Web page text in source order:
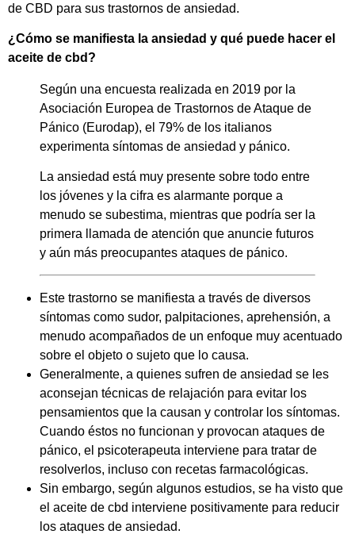
de CBD para sus trastornos de ansiedad.
¿Cómo se manifiesta la ansiedad y qué puede hacer el
aceite de cbd?
Según una encuesta realizada en 2019 por la
Asociación Europea de Trastornos de Ataque de
Pánico (Eurodap), el 79% de los italianos
experimenta síntomas de ansiedad y pánico.
La ansiedad está muy presente sobre todo entre
los jóvenes y la cifra es alarmante porque a
menudo se subestima, mientras que podría ser la
primera llamada de atención que anuncie futuros
y aún más preocupantes ataques de pánico.
Este trastorno se manifiesta a través de diversos
síntomas como sudor, palpitaciones, aprehensión, a
menudo acompañados de un enfoque muy acentuado
sobre el objeto o sujeto que lo causa.
Generalmente, a quienes sufren de ansiedad se les
aconsejan técnicas de relajación para evitar los
pensamientos que la causan y controlar los síntomas.
Cuando éstos no funcionan y provocan ataques de
pánico, el psicoterapeuta interviene para tratar de
resolverlos, incluso con recetas farmacológicas.
Sin embargo, según algunos estudios, se ha visto que
el aceite de cbd interviene positivamente para reducir
los ataques de ansiedad.